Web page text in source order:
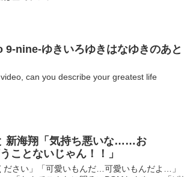
nine-ゆきいろゆきはなゆきのあと
can you describe your greatest life
新海翔「気持ち悪いな……お
とないじゃん！！」
ださい」「可愛いもんだ…可愛いもんだよ…」